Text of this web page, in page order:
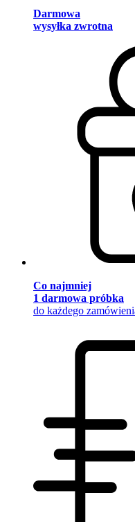
Darmowa
wysyłka zwrotna
Co najmniej
1 darmowa próbka
do każdego